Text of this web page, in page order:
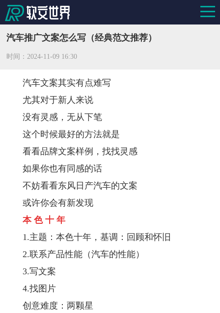
汽车推广文案怎么写（经典范文推荐）
时间：2024-11-09 16:30
汽车文案其实有点难写
尤其对于新人来说
没有灵感，无从下笔
这个时候最好的方法就是
看看品牌文案样例，找找灵感
如果你也有同感的话
不妨看看东风日产汽车的文案
或许你会有新发现
本 色 十 年
1.主题：本色十年，基调：回顾和怀旧
2.联系产品性能（汽车的性能）
3.写文案
4.找图片
创意难度：两颗星